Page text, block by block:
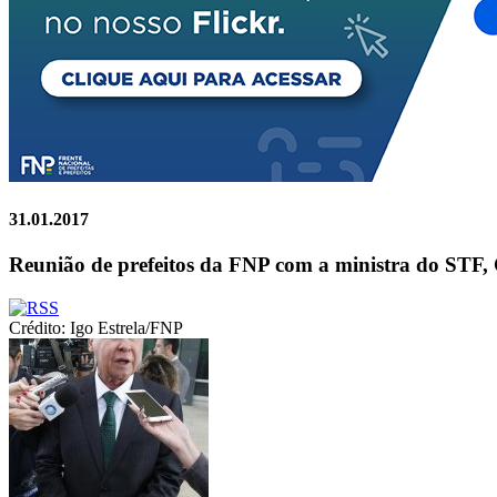
31.01.2017
Reunião de prefeitos da FNP com a ministra do
Crédito: Igo Estrela/FNP